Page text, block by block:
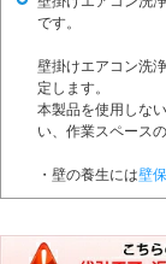
です。
壁掛けエアコン洗
定します。
本製品を使用しな
い、作業スペース
・壁の養生には壁